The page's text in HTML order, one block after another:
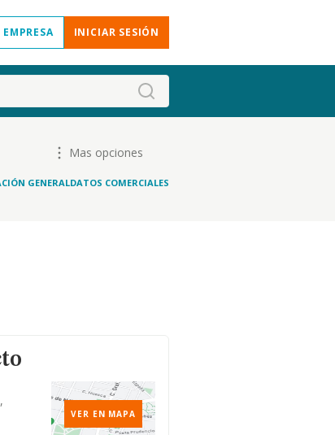
INICIAR SESIÓN
Mas opciones
GENERALDATOS COMERCIALES
VER EN MAPA